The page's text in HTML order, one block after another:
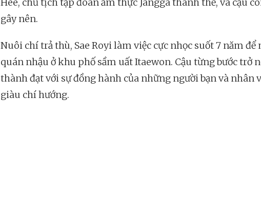
gây nên.
Nuôi chí trả thù, Sae Royi làm việc cực nhọc suốt 7 năm để
quán nhậu ở khu phố sầm uất Itaewon. Cậu từng bước trở
thành đạt với sự đồng hành của những người bạn và nhân
giàu chí hướng.